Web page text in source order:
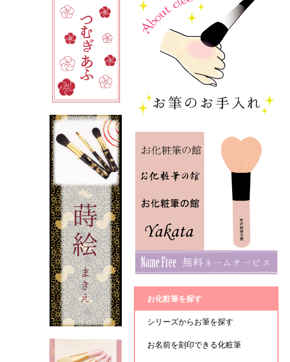
お化粧筆を探す
シリーズからお筆を探す
お名前を刻印できる化粧筆